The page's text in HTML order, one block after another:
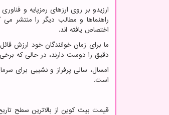
ارزیدو بر روی ارزهای رمزپایه و
راهنماها و مطالب دیگر را منتشر
اختصاص یافته اند.
ما برای زمان خوانندگان خود ارزش
دقیق را دوست دارند، در حالی که
امسال، سالی پرفراز و نشیبی برای
است.